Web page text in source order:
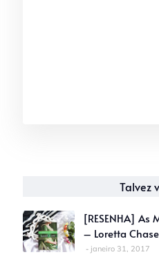
Talvez
[RESENHA] As
– Loretta
janeiro 31, 2017